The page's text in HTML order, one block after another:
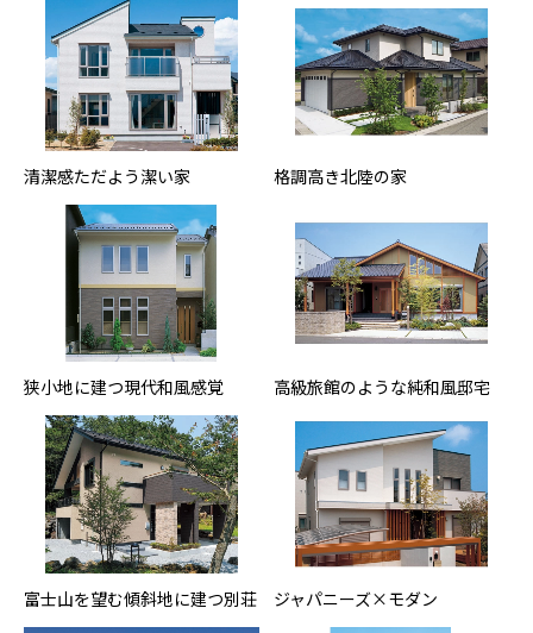
清潔感ただよう潔い家 格調高き北陸の家
狭小地に建つ現代和風感覚 高級旅館のような純和風邸宅
富士山を望む傾斜地に建つ別荘 ジャパニーズ×モダン